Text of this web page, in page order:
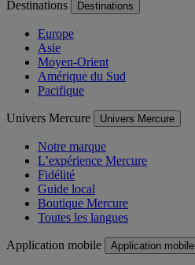
Destinations Destinations
Europe
Asie
Moyen-Orient
Amérique du Sud
Pacifique
Univers Mercure Univers Mercure
Notre marque
L’expérience Mercure
Fidélité
Guide local
Boutique Mercure
Toutes les langues
Application mobile Application mobile